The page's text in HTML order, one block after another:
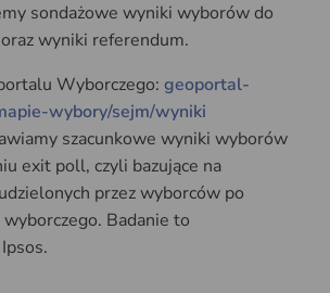
sondażowe wyniki wyborów do
wyniki referendum.
Wyborczego: geoportal-
wybory/sejm/wyniki
szacunkowe wyniki wyborów
exit poll, czyli bazujące na
przez wyborców po
Badanie to